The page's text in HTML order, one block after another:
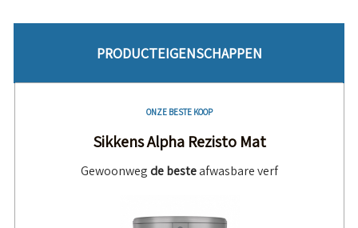
PRODUCTEIGENSCHAPPEN
ONZE BESTE KOOP
Sikkens Alpha Rezisto Mat
Gewoonwegde besteafwasbare verf